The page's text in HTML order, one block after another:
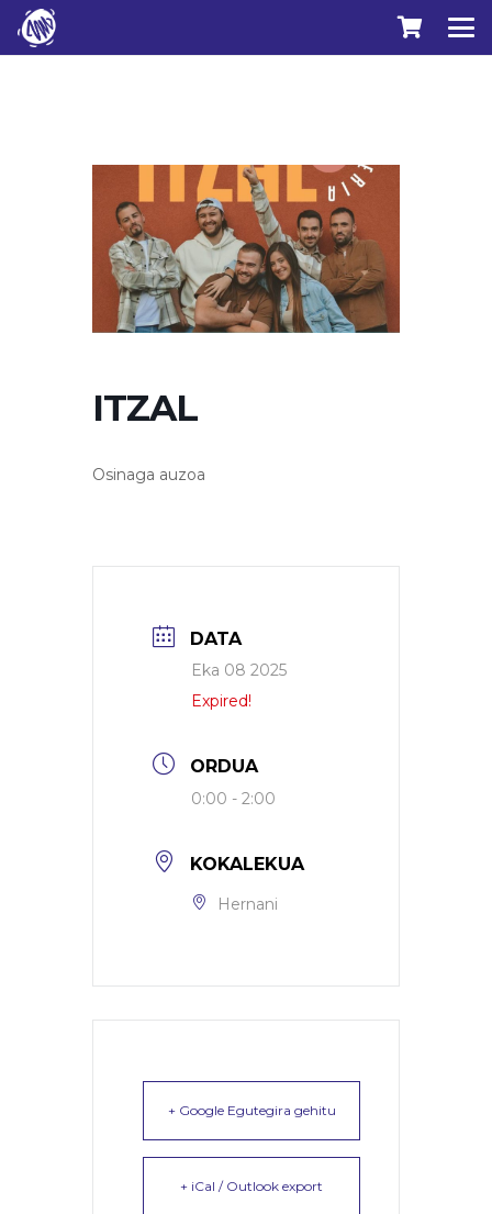
ITZAL
Osinaga auzoa
DATA
Eka 08 2025
Expired!
ORDUA
0:00 - 2:00
KOKALEKUA
Hernani
+ Google Egutegira gehitu
+ iCal / Outlook export